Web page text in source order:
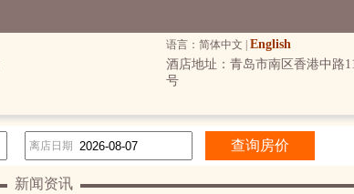
语言：简体中文 | English
酒店地址：青岛市南区香港中路
号
离店日期
新闻资讯